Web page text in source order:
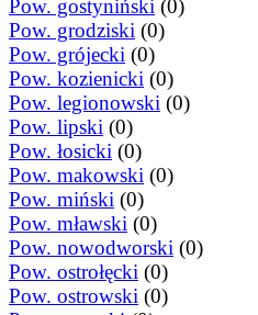
Pow. gostyniński (0)
Pow. grodziski (0)
Pow. grójecki (0)
Pow. kozienicki (0)
Pow. legionowski (0)
Pow. lipski (0)
Pow. łosicki (0)
Pow. makowski (0)
Pow. miński (0)
Pow. mławski (0)
Pow. nowodworski (0)
Pow. ostrołęcki (0)
Pow. ostrowski (0)